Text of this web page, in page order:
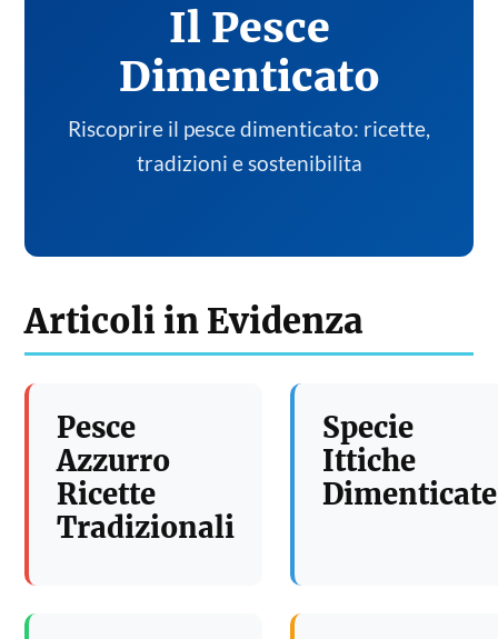
Il Pesce
Dimenticato
Riscoprire il pesce dimenticato: ricette,
tradizioni e sostenibilita
Articoli in Evidenza
Pesce
Azzurro
Ricette
Tradizionali
Specie
Ittiche
Dimenticate